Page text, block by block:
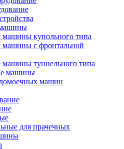
купольного типа
машины с фронтальной
туннельного типа
машины
машин
для прачечных